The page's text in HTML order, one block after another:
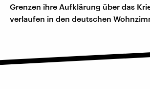
Grenzen ihre Aufklärung über das
verlaufen in den deutschen